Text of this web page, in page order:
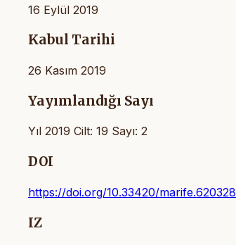
16 Eylül 2019
Kabul Tarihi
26 Kasım 2019
Yayımlandığı Sayı
Yıl 2019 Cilt: 19 Sayı: 2
DOI
https://doi.org/10.33420/marife.620328
IZ